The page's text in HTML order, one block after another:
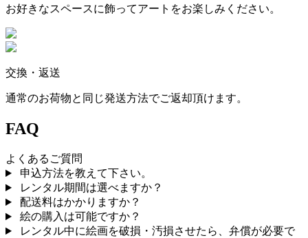
お好きなスペースに飾ってアートをお楽しみください。
交換・返送
通常のお荷物と同じ発送方法でご返却頂けます。
FAQ
よくあるご質問
申込方法を教えて下さい。
レンタル期間は選べますか？
配送料はかかりますか？
絵の購入は可能ですか？
レンタル中に絵画を破損・汚損させたら、弁償が必要で